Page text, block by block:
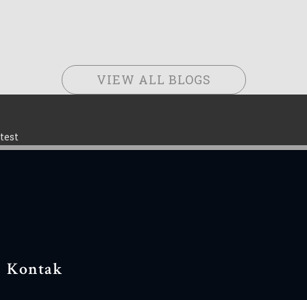
VIEW ALL BLOGS
test
Kontak